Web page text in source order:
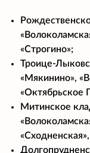
«Строгино»;
Троице-
«Мякинино»,
«Октябрьское
Митинское